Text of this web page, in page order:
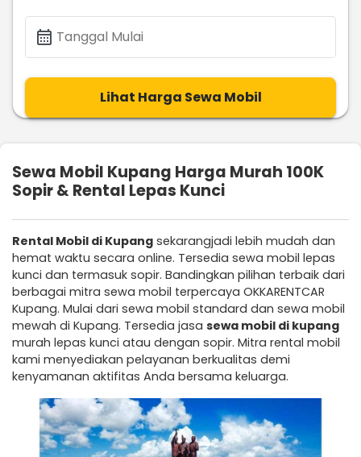
calendar_month Tanggal Mulai
Lihat Harga Sewa Mobil
Sewa Mobil Kupang Harga Murah 100K
Sopir & Rental Lepas Kunci
Rental Mobil di Kupang sekarangjadi lebih mudah dan
hemat waktu secara online. Tersedia sewa mobil lepas
kunci dan termasuk sopir. Bandingkan pilihan terbaik dari
berbagai mitra sewa mobil terpercaya OKKARENTCAR
Kupang. Mulai dari sewa mobil standard dan sewa mobil
mewah di Kupang. Tersedia jasa sewa mobil di kupang
murah lepas kunci atau dengan sopir. Mitra rental mobil
kami menyediakan pelayanan berkualitas demi
kenyamanan aktifitas Anda bersama keluarga.